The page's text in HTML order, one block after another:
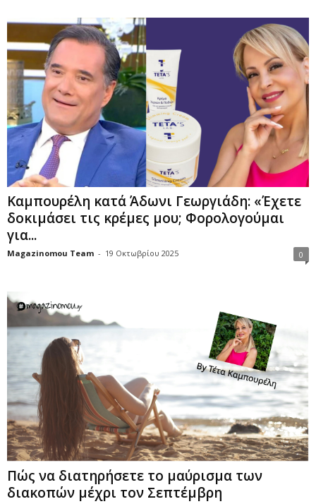
Καμπουρέλη κατά Άδωνι Γεωργιάδη: «Έχετε
δοκιμάσει τις κρέμες μου; Φορολογούμαι
για...
Magazinomou Team - 19 Οκτωβρίου 2025 0
Πώς να διατηρήσετε το μαύρισμα των
διακοπών μέχρι τον Σεπτέμβρη